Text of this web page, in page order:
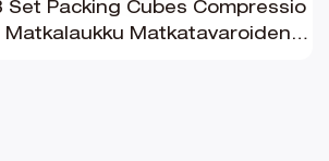
Set Packing Cubes Compressio
Matkalaukku Matkatavaroiden